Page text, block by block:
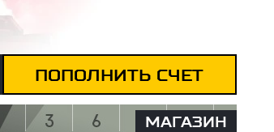
ПОПОЛНИТЬ СЧЕТ
МАГАЗИН